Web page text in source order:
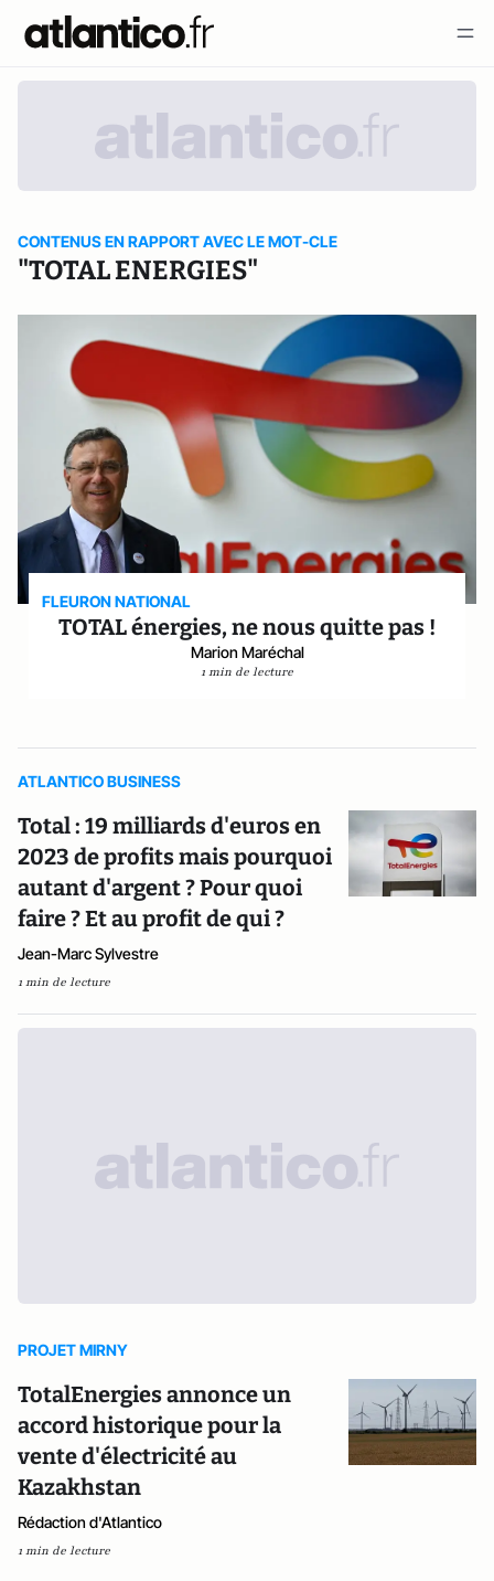
CONTENUS EN RAPPORT AVEC LE MOT-CLE
"TOTAL ENERGIES"
FLEURON NATIONAL
TOTAL énergies, ne nous quitte pas !
Marion Maréchal
1 min de lecture
ATLANTICO BUSINESS
Total : 19 milliards d'euros en
2023 de profits mais pourquoi
autant d'argent ? Pour quoi
faire ? Et au profit de qui ?
Jean-Marc Sylvestre
1 min de lecture
PROJET MIRNY
TotalEnergies annonce un
accord historique pour la
vente d'électricité au
Kazakhstan
Rédaction d'Atlantico
1 min de lecture